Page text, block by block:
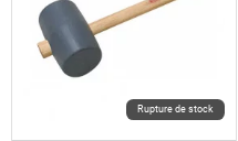
Rupture de stock